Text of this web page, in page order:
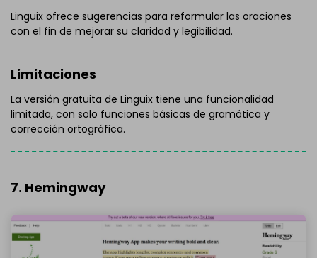
Linguix ofrece sugerencias para reformular las oraciones
con el fin de mejorar su claridad y legibilidad.
Limitaciones
La versión gratuita de Linguix tiene una funcionalidad
limitada, con solo funciones básicas de gramática y
corrección ortográfica.
7. Hemingway